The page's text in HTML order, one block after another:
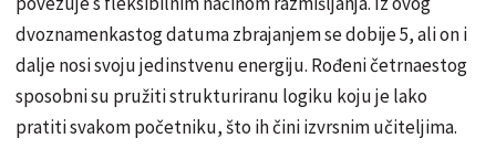
dvoznamenkastog datuma zbrajanjem se dobije 5, ali on i
dalje nosi svoju jedinstvenu energiju. Rođeni četrnaestog
sposobni su pružiti strukturiranu logiku koju je lako
pratiti svakom početniku, što ih čini izvrsnim učiteljima.